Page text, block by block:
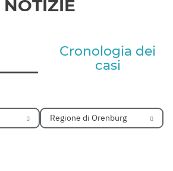
NOTIZIE
Cronologia dei
casi
Regione di Orenburg